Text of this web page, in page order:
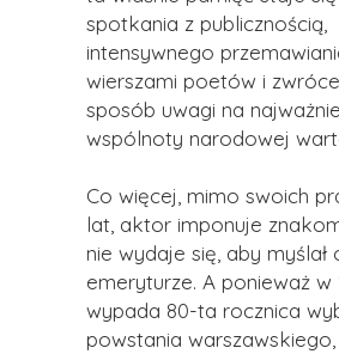
spotkania z publicznością,
intensywnego
wierszami poetów i
sposób uwagi na
wspólnoty narodowej
Co więcej, mimo swoich
lat, aktor imponuje
nie wydaje się, aby myślał
emeryturze. A ponieważ w
wypada 80-ta rocznica
powstania